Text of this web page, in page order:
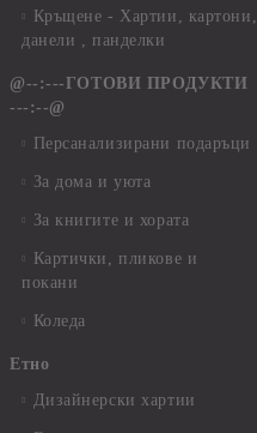
Кръщене - Хартии, картони,
данели , панделки
@--:---ГОТОВИ ПРОДУКТИ
---:--@
Персанализирани подаръци
За дома и уюта
За книгите и хората
Картички, пликове и
покани
Коледа
Етно
Дизайнерски хартии